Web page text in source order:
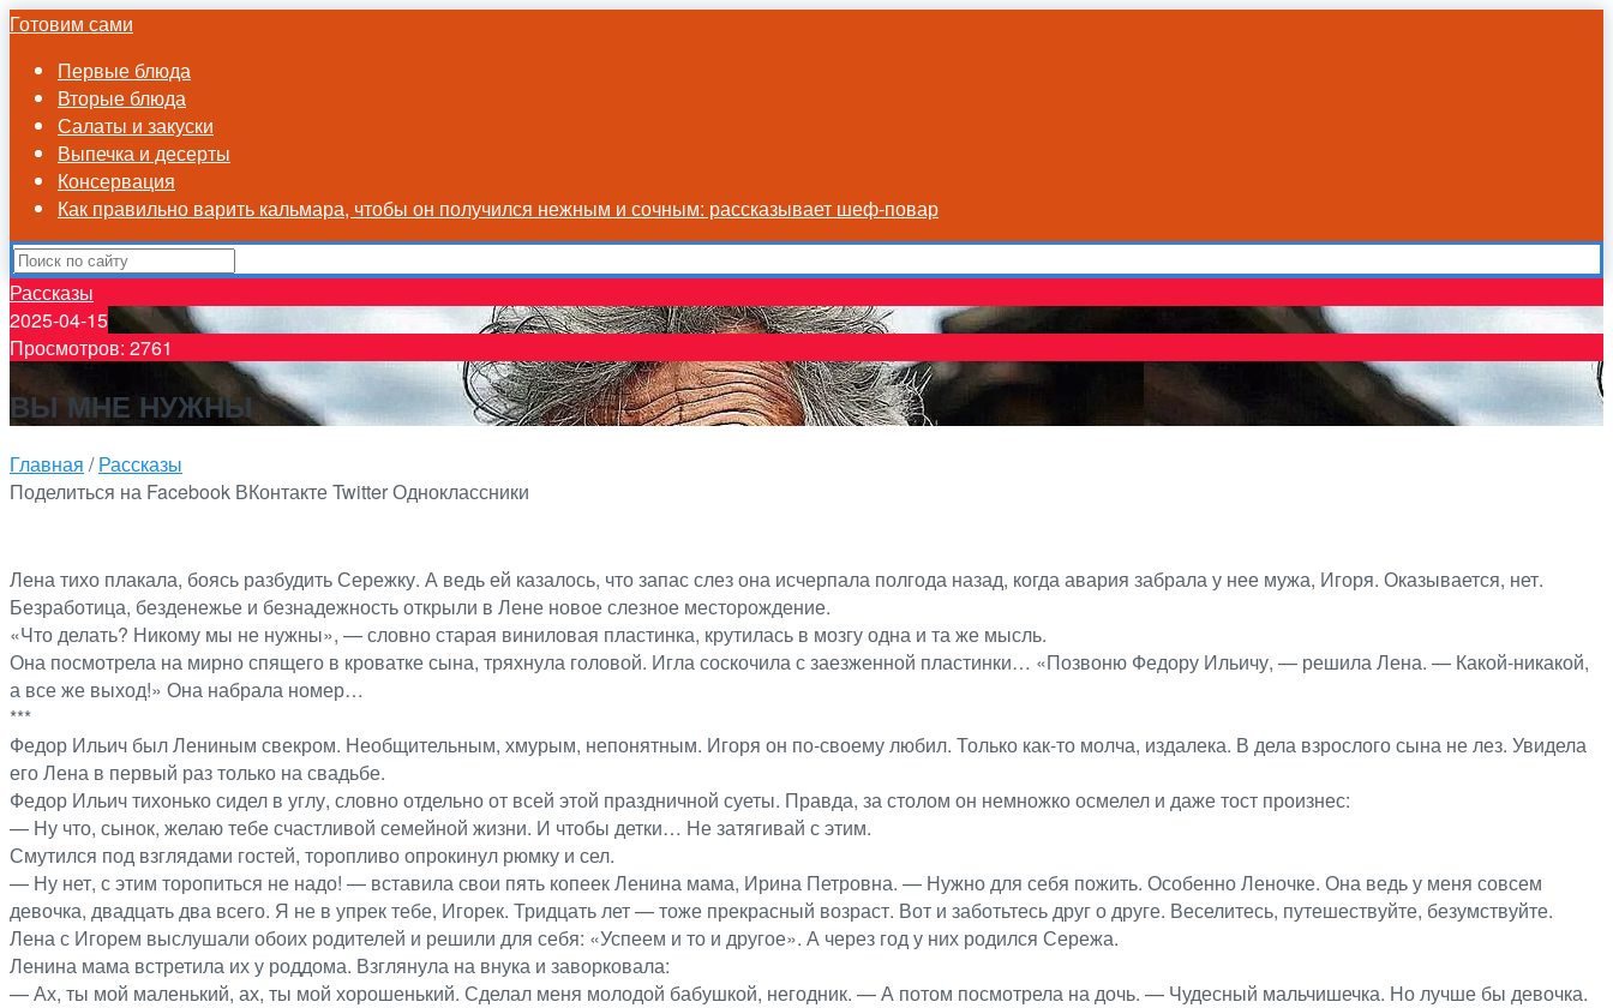
Готовим сами
Первые блюда
Вторые блюда
Салаты и закуски
Выпечка и десерты
Консервация
Как правильно варить кальмара, чтобы он получился нежным и сочным: рассказывает шеф-повар
Рассказы
2025-04-15
Просмотров: 2761
ВЫ МНЕ НУЖНЫ
Главная /Рассказы
Поделиться на Facebook ВКонтактеTwitterОдноклассники
Лена тихо плакала, боясь разбудить Сережку. А ведь ей казалось, что запас слез она исчерпала полгода назад, когда авария забрала у нее мужа, Игоря. Оказывается, нет.
Безработица, безденежье и безнадежность открыли в Лене новое слезное месторождение.
«Что делать? Никому мы не нужны», — словно старая виниловая пластинка, крутилась в мозгу одна и та же мысль.
Она посмотрела на мирно спящего в кроватке сына, тряхнула головой. Игла соскочила с заезженной пластинки… «Позвоню Федору Ильичу, — решила Лена. — Какой-никакой,
а все же выход!» Она набрала номер…
***
Федор Ильич был Лениным свекром. Необщительным, хмурым, непонятным. Игоря он по-своему любил. Только как-то молча, издалека. В дела взрослого сына не лез. Увидела
его Лена в первый раз только на свадьбе.
Федор Ильич тихонько сидел в углу, словно отдельно от всей этой праздничной суеты. Правда, за столом он немножко осмелел и даже тост произнес:
— Ну что, сынок, желаю тебе счастливой семейной жизни. И чтобы детки… Не затягивай с этим.
Смутился под взглядами гостей, торопливо опрокинул рюмку и сел.
— Ну нет, с этим торопиться не надо! — вставила свои пять копеек Ленина мама, Ирина Петровна. — Нужно для себя пожить. Особенно Леночке. Она ведь у меня совсем
девочка, двадцать два всего. Я не в упрек тебе, Игорек. Тридцать лет — тоже прекрасный возраст. Вот и заботьтесь друг о друге. Веселитесь, путешествуйте, безумствуйте.
Лена с Игорем выслушали обоих родителей и решили для себя: «Успеем и то и другое». А через год у них родился Сережа.
Ленина мама встретила их у роддома. Взглянула на внука и заворковала:
— Ах, ты мой маленький, ах, ты мой хорошенький. Сделал меня молодой бабушкой, негодник. — А потом посмотрела на дочь. — Чудесный мальчишечка. Но лучше бы девочка.